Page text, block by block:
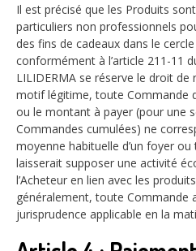
Il est précisé que les Produits
particuliers non professionnels
des fins de cadeaux dans le
conformément à l’article 211-11
LILIDERMA se réserve le droit de
motif légitime, toute Commande
ou le montant à payer (pour une
Commandes cumulées) ne
moyenne habituelle d’un foyer
laisserait supposer une activité
l’Acheteur en lien avec les
généralement, toute Commande
jurisprudence applicable en la